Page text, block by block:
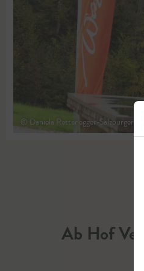
© Daniela Rettenegger-Salzburger
Ab Hof